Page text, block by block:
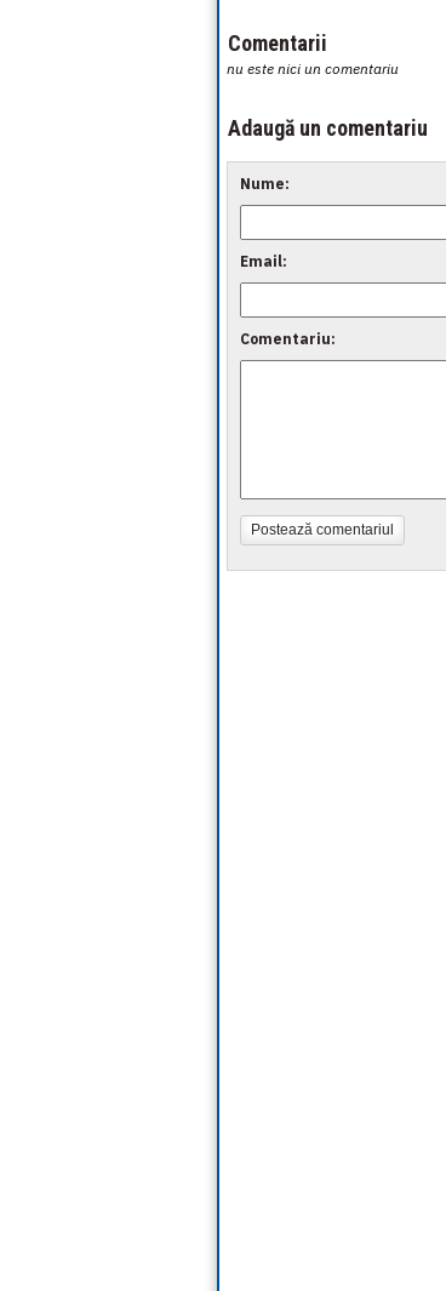
Comentarii
nu este nici un comentariu
Adaugă un comentariu
Nume:
Email:
Comentariu:
Postează comentariul